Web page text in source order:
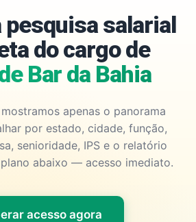
pesquisa salarial
do cargo de
Bar da Bahia
apenas o panorama
por estado, cidade, função,
senioridade, IPS e o relatório
plano abaixo — acesso imediato.
acesso agora